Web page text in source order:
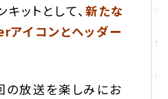
ットとして、 新たな
イコンとヘッダー
の放送を楽しみにお